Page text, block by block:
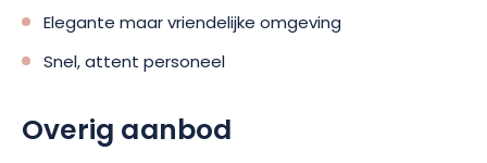
Elegante maar vriendelijke omgeving
Snel, attent personeel
Overig aanbod